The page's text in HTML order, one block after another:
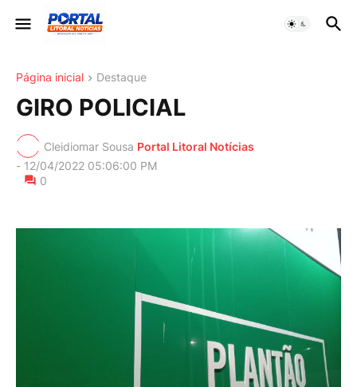
Página inicial Destaque
GIRO POLICIAL
Cleidiomar Sousa Portal Litoral Notícias
- 12/04/2022 05:06:00 PM
0